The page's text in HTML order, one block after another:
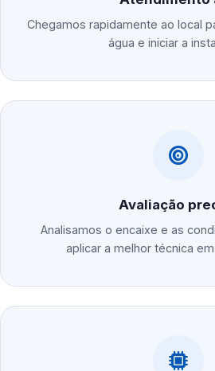
Chegamos rapidamente ao local
água e iniciar a
Avaliação
Analisamos o encaixe e as
aplicar a melhor técnica